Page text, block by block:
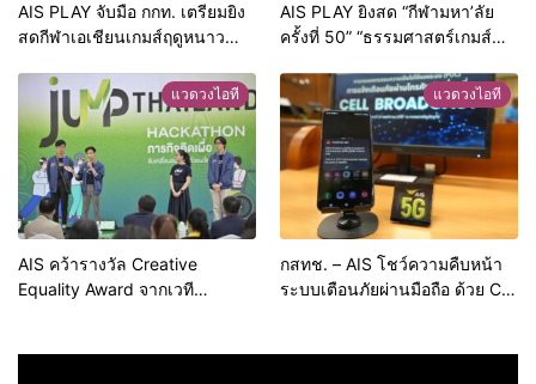
AIS PLAY จับมือ กกท. เตรียมยิง
สดกีฬาเอเชียนเกมส์ฤดูหนาว
ใจเชียร์ทัพนักกีฬา
AIS PLAY ยิงสด “กีฬามหา’ลัย
ครั้งที่ 50” “ธรรมศาสตร์เกมส์
เท่านั้น จัดเต็ม 9 ช่อง FULL HD
เปิดฉาก 9 ม.ค
แวดวงไอที
AIS คว้ารางวัล Creative
Equality Award จากเวที
แวดวงไอที
กสทช. – AIS โชว์ความคืบหน้า
ระบบเตือนภัยผ่านมือถือ ด้วย Cell